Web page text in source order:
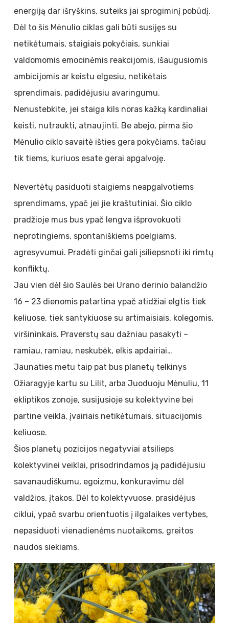
energiją dar išryškins, suteiks jai sprogiminį pobūdį.
Dėl to šis Mėnulio ciklas gali būti susijęs su
netikėtumais, staigiais pokyčiais, sunkiai
valdomomis emocinėmis reakcijomis, išaugusiomis
ambicijomis ar keistu elgesiu, netikėtais
sprendimais, padidėjusiu avaringumu.
Nenustebkite, jei staiga kils noras kažką kardinaliai
keisti, nutraukti, atnaujinti. Be abejo, pirma šio
Mėnulio ciklo savaitė išties gera pokyčiams, tačiau
tik tiems, kuriuos esate gerai apgalvoję.
Nevertėtų pasiduoti staigiems neapgalvotiems
sprendimams, ypač jei jie kraštutiniai. Šio ciklo
pradžioje mus bus ypač lengva išprovokuoti
neprotingiems, spontaniškiems poelgiams,
agresyvumui. Pradėti ginčai gali įsiliepsnoti iki rimtų
konfliktų.
Jau vien dėl šio Saulės bei Urano derinio balandžio
16 – 23 dienomis patartina ypač atidžiai elgtis tiek
keliuose, tiek santykiuose su artimaisiais, kolegomis,
viršininkais. Praverstų sau dažniau pasakyti –
ramiau, ramiau, neskubėk, elkis apdairiai…
Jaunaties metu taip pat bus planetų telkinys
Ožiaragyje kartu su Lilit, arba Juoduoju Mėnuliu, 11
ekliptikos zonoje, susijusioje su kolektyvine bei
partine veikla, įvairiais netikėtumais, situacijomis
keliuose.
Šios planetų pozicijos negatyviai atsilieps
kolektyvinei veiklai, prisodrindamos ją padidėjusiu
savanaudiškumu, egoizmu, konkuravimu dėl
valdžios, įtakos. Dėl to kolektyvuose, prasidėjus
ciklui, ypač svarbu orientuotis į ilgalaikes vertybes,
nepasiduoti vienadienėms nuotaikoms, greitos
naudos siekiams.